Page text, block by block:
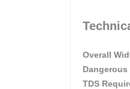
Overall
TDS